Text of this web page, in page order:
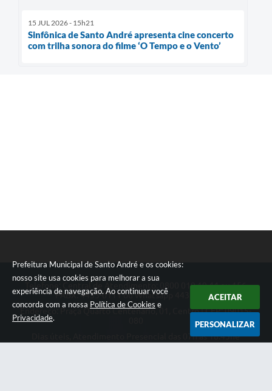
Prefeitura Municipal de Santo André e os cookies:
nosso site usa cookies para melhorar a sua
experiência de navegação. Ao continuar você
concorda com a nossa Política de Cookies e
Privacidade.
ACEITAR
PERSONALIZAR
15 JUL 2026 - 15h21
Sinfônica de Santo André apresenta cine concerto
com trilha sonora do filme ‘O Tempo e o Vento’
Telefone: Central de Atendimento: 0800 019 19 44 ou 156
PABX: 4433-0111 ou Whatsapp 4433-0123
Endereço: Praça Quarto Centenário, 01, Centro | CEP: 09015-
Dias úteis, Atendimento Presencial das 07h as 18:45he